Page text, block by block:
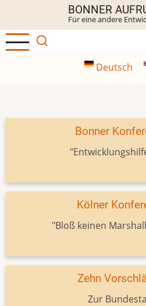
Inhalt
BONNER
Für eine andere
Deutsch
Bonner
Kölner
"Bloß keinen
Zehn
Zur